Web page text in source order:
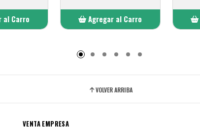
al Carro
Agregar al Carro
VOLVER ARRIBA
VENTA EMPRESA